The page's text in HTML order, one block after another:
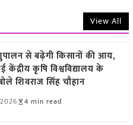
View All
से बढ़ेगी किसानों की आय,
केंद्रीय कृषि विश्वविद्यालय के
शिवराज सिंह चौहान
4 min read